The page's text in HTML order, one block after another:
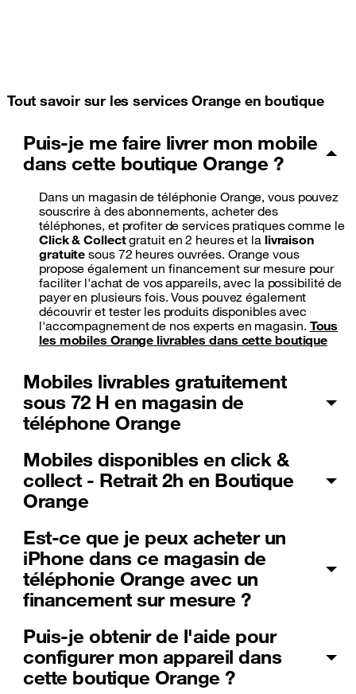
Tout savoir sur les services Orange en boutique
Puis-je me faire livrer mon mobile
dans cette boutique Orange ?
Dans un magasin de téléphonie Orange, vous pouvez
souscrire à des abonnements, acheter des
téléphones, et profiter de services pratiques comme le
Click & Collectgratuit en 2 heures et la livraison
gratuite sous 72 heures ouvrées. Orange vous
propose également un financement sur mesure pour
faciliter l'achat de vos appareils, avec la possibilité de
payer en plusieurs fois. Vous pouvez également
découvrir et tester les produits disponibles avec
l'accompagnement de nos experts en magasin. Tous
les mobiles Orange livrables dans cette boutique
Mobiles livrables gratuitement
sous 72 H en magasin de
téléphone Orange
Mobiles disponibles en click &
collect - Retrait 2h en Boutique
Orange
Est-ce que je peux acheter un
iPhone dans ce magasin de
téléphonie Orange avec un
financement sur mesure ?
Puis-je obtenir de l'aide pour
configurer mon appareil dans
cette boutique Orange ?